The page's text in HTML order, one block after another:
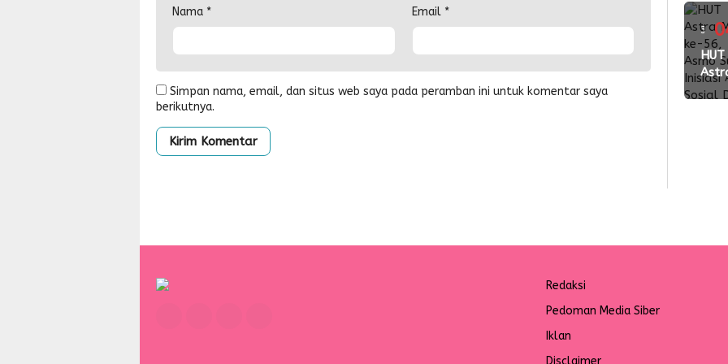
Nama * Email *
Simpan nama, email, dan situs web saya pada peramban ini untuk komentar saya
berikutnya.
2026,
3
lalu
HUT
Redaksi
Pedoman Media Siber
Iklan
Disclaimer